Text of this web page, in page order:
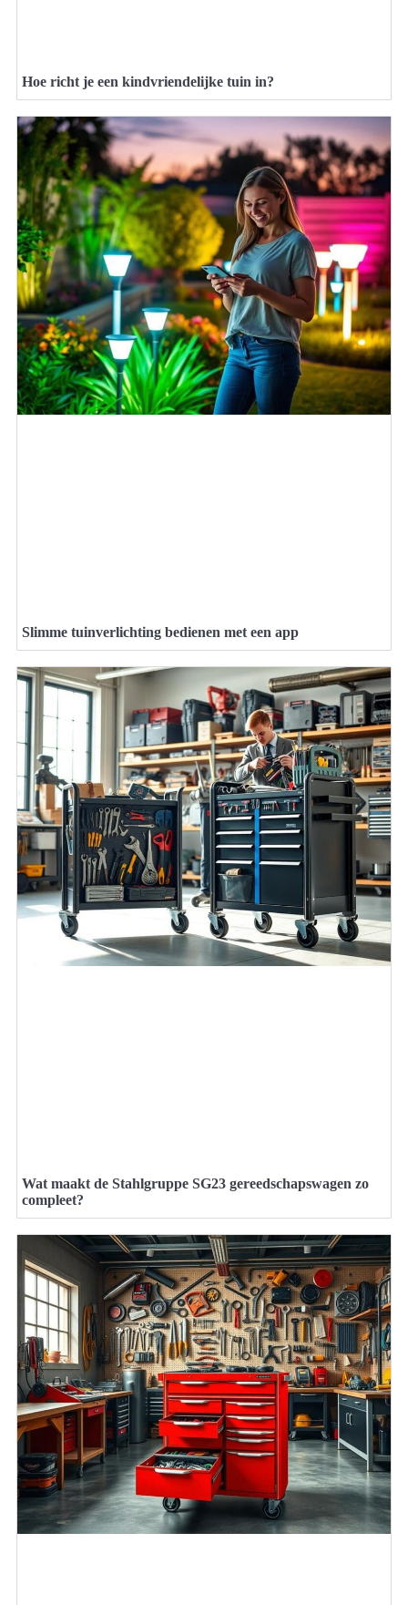
Hoe richt je een kindvriendelijke tuin in?
Slimme tuinverlichting bedienen met een app
Wat maakt de Stahlgruppe SG23 gereedschapswagen zo
compleet?